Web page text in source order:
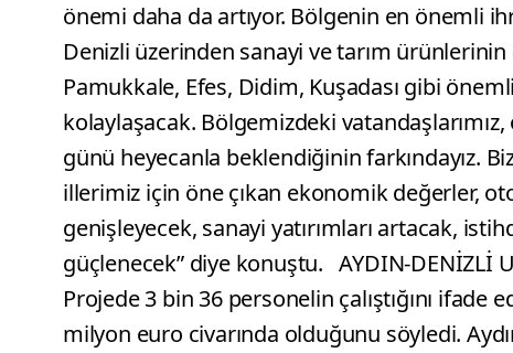
önemi daha da artıyor. Bölgenin en önemli
Denizli üzerinden sanayi ve tarım
Pamukkale, Efes, Didim, Kuşadası gibi
kolaylaşacak. Bölgemizdeki
günü heyecanla beklendiğinin farkındayız.
illerimiz için öne çıkan ekonomik değerler,
genişleyecek, sanayi yatırımları artacak,
güçlenecek” diye konuştu. AYDIN-DENİZLİ
Projede 3 bin 36 personelin çalıştığını
milyon euro civarında olduğunu söyledi.